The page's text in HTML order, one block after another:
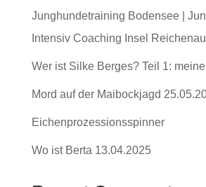
Junghundetraining Bodensee |
Intensiv Coaching Insel
Wer ist Silke Berges? Teil 1:
Mord auf der Maibockjagd
Eichenprozessionsspinner
Wo ist Berta 13.04.2025